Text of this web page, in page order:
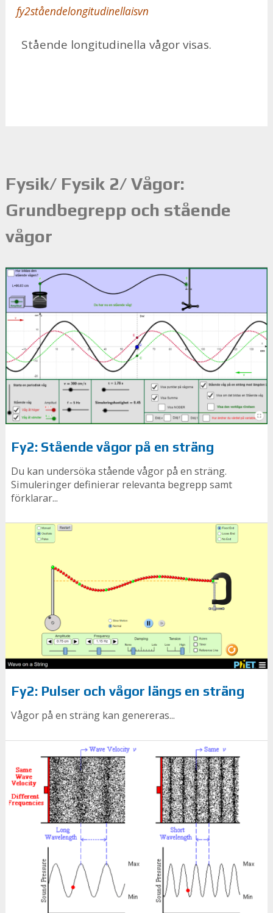
fy2ståendelongitudinellaisvn
Stå­en­de lon­gi­tu­di­nel­la vå­gor vi­sas.
Fysik/ Fysik 2/ Vågor:
Grundbegrepp och stående
vågor
Fy2: Stående vågor på en sträng
Du kan undersöka stående vågor på en sträng.
Simuleringer definierar relevanta begrepp samt
förklarar...
Fy2: Pulser och vågor längs en sträng
Vågor på en sträng kan genereras...